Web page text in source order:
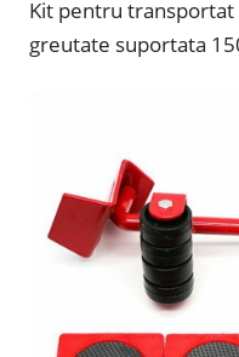
Kit pentru transportat
greutate suportata